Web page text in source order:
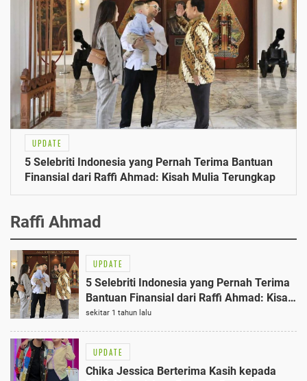
UPDATE
5 Selebriti Indonesia yang Pernah Terima Bantuan
Finansial dari Raffi Ahmad: Kisah Mulia Terungkap
Raffi Ahmad
UPDATE
5 Selebriti Indonesia yang Pernah Terima
Bantuan Finansial dari Raffi Ahmad: Kisah
Mulia Terungkap
sekitar 1 tahun lalu
UPDATE
Chika Jessica Berterima Kasih kepada